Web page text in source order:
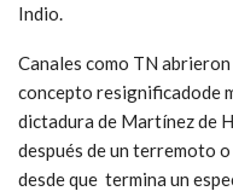
Indio.
Canales como TN abrieron
concepto resignificadode
dictadura de Martínez de
después de un terremoto
desde que termina un